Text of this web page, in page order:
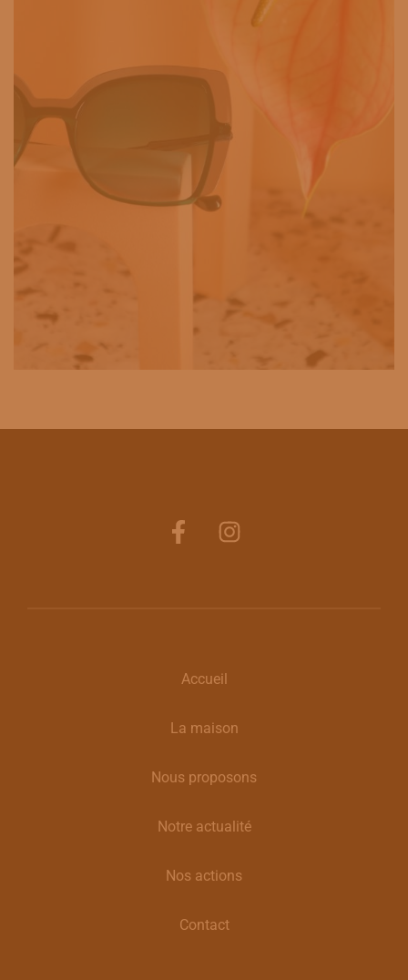
Accueil
La maison
Nous proposons
Notre actualité
Nos actions
Contact